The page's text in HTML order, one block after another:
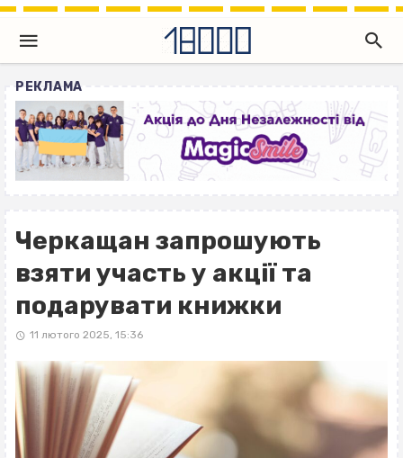
РЕКЛАМА
Черкащан запрошують
взяти участь у акції та
подарувати книжки
11 лютого 2025, 15:36